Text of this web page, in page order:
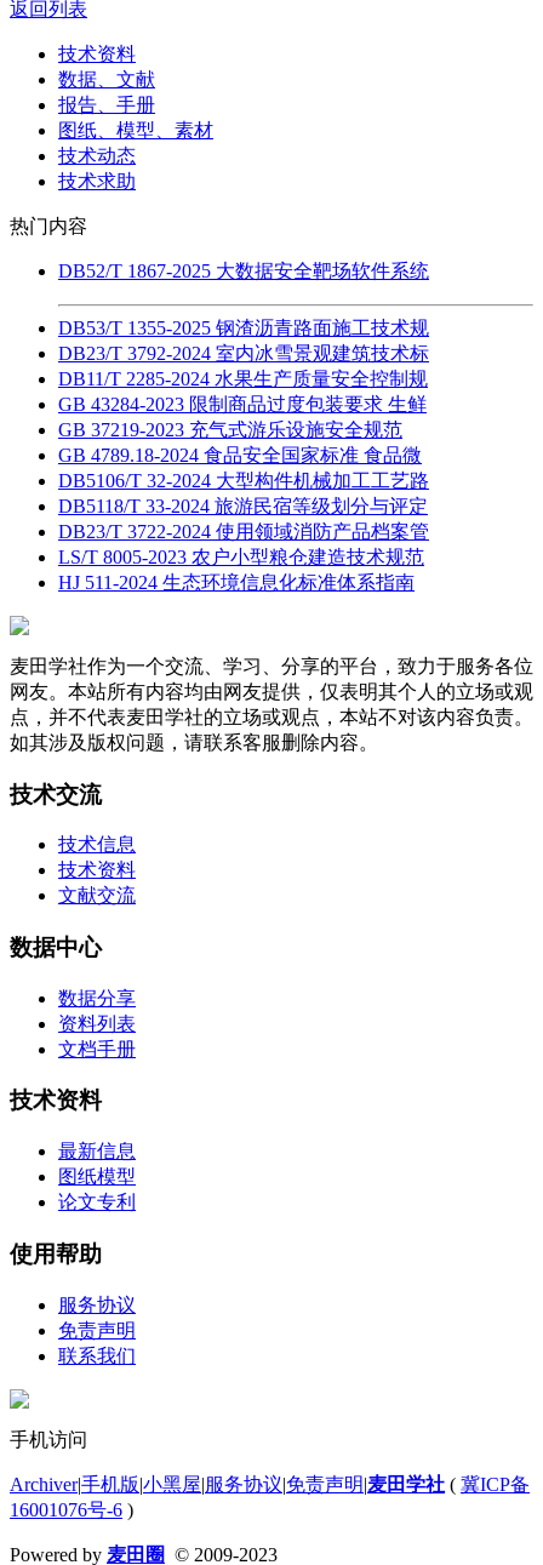
返回列表
技术资料
数据、文献
报告、手册
图纸、模型、素材
技术动态
技术求助
热门内容
DB52/T 1867-2025 大数据安全靶场软件系统
DB53/T 1355-2025 钢渣沥青路面施工技术规
DB23/T 3792-2024 室内冰雪景观建筑技术标
DB11/T 2285-2024 水果生产质量安全控制规
GB 43284-2023 限制商品过度包装要求 生鲜
GB 37219-2023 充气式游乐设施安全规范
GB 4789.18-2024 食品安全国家标准 食品微
DB5106/T 32-2024 大型构件机械加工工艺路
DB5118/T 33-2024 旅游民宿等级划分与评定
DB23/T 3722-2024 使用领域消防产品档案管
LS/T 8005-2023 农户小型粮仓建造技术规范
HJ 511-2024 生态环境信息化标准体系指南
麦田学社作为一个交流、学习、分享的平台，致力于服务各位
网友。本站所有内容均由网友提供，仅表明其个人的立场或观
点，并不代表麦田学社的立场或观点，本站不对该内容负责。
如其涉及版权问题，请联系客服删除内容。
技术交流
技术信息
技术资料
文献交流
数据中心
数据分享
资料列表
文档手册
技术资料
最新信息
图纸模型
论文专利
使用帮助
服务协议
免责声明
联系我们
手机访问
Archiver|手机版|小黑屋|服务协议|免责声明|麦田学社 ( 冀ICP备
16001076号-6 )
Powered by 麦田圈 © 2009-2023